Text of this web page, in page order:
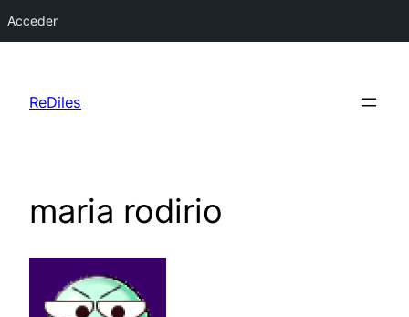
Acceder
contenido
ReDiles
maria rodirio